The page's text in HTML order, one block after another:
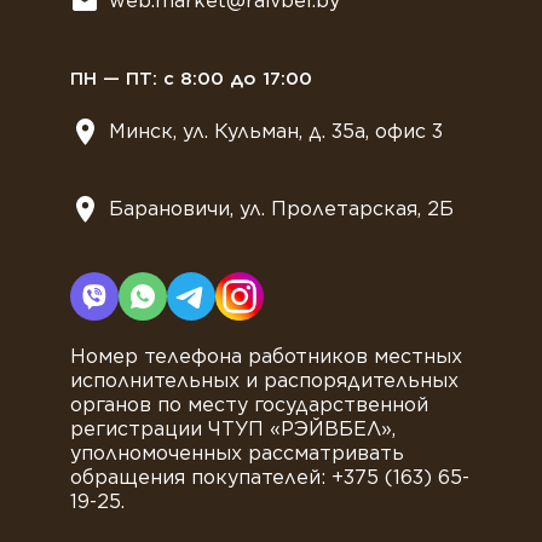
ПН — ПТ: с 8:00 до 17:00
Минск, ул. Кульман, д. 35а, офис 3
Барановичи, ул. Пролетарская, 2Б
Номер телефона работников местных
исполнительных и распорядительных
органов по месту государственной
регистрации ЧТУП «РЭЙВБЕЛ»,
уполномоченных рассматривать
обращения покупателей: +375 (163) 65-
19-25.